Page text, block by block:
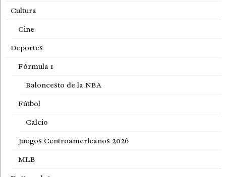
Cultura
Cine
Deportes
Fórmula 1
Baloncesto de la NBA
Fútbol
Calcio
Juegos Centroamericanos 2026
MLB